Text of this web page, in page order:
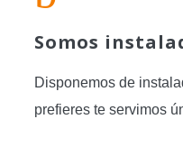
Somos
Disponemos de
prefieres te servimos